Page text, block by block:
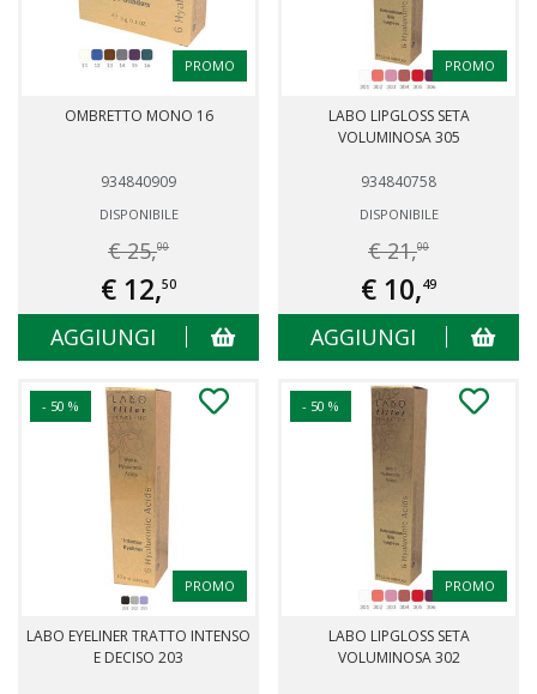
PROMO
OMBRETTO MONO 16
934840909
DISPONIBILE
€ 25,00
€ 12,50
AGGIUNGI
PROMO
LABO LIPGLOSS SETA
VOLUMINOSA 305
934840758
DISPONIBILE
€ 21,00
€ 10,49
AGGIUNGI
- 50 %
PROMO
LABO EYELINER TRATTO INTENSO
E DECISO 203
- 50 %
PROMO
LABO LIPGLOSS SETA
VOLUMINOSA 302